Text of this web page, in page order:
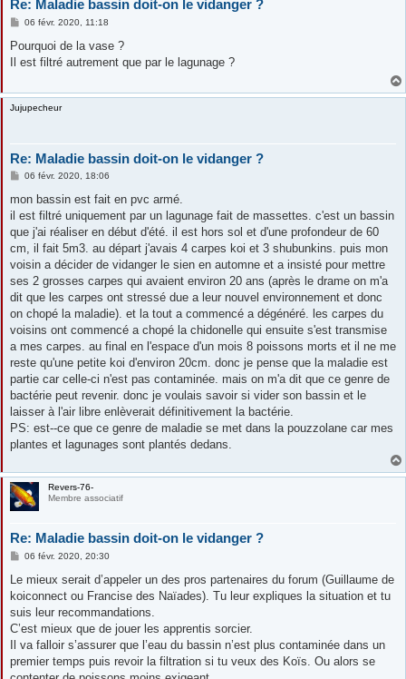
Re: Maladie bassin doit-on le vidanger ?
M
s
a
06 févr. 2020, 11:18
Pourquoi de la vase ?
Il est filtré autrement que par le lagunage ?
Jujupecheur
Re: Maladie bassin doit-on le vidanger ?
M
s
a
g
06 févr. 2020, 18:06
mon bassin est fait en pvc armé.
il est filtré uniquement par un lagunage fait de massettes. c'est un bassin
que j'ai réaliser en début d'été. il est hors sol et d'une profondeur de 60
cm, il fait 5m3. au départ j'avais 4 carpes koi et 3 shubunkins. puis mon
voisin a décider de vidanger le sien en automne et a insisté pour mettre
ses 2 grosses carpes qui avaient environ 20 ans (après le drame on m'a
dit que les carpes ont stressé due a leur nouvel environnement et donc
on chopé la maladie). et la tout a commencé a dégénéré. les carpes du
voisins ont commencé a chopé la chidonelle qui ensuite s'est transmise
a mes carpes. au final en l'espace d'un mois 8 poissons morts et il ne me
reste qu'une petite koi d'environ 20cm. donc je pense que la maladie est
partie car celle-ci n'est pas contaminée. mais on m'a dit que ce genre de
bactérie peut revenir. donc je voulais savoir si vider son bassin et le
laisser à l'air libre enlèverait définitivement la bactérie.
PS: est--ce que ce genre de maladie se met dans la pouzzolane car mes
plantes et lagunages sont plantés dedans.
Revers-76-
Membre associatif
Re: Maladie bassin doit-on le vidanger ?
M
s
a
g
06 févr. 2020, 20:30
Le mieux serait d’appeler un des pros partenaires du forum (Guillaume de
koiconnect ou Francise des Naïades). Tu leur expliques la situation et tu
suis leur recommandations.
C’est mieux que de jouer les apprentis sorcier.
Il va falloir s’assurer que l’eau du bassin n’est plus contaminée dans un
premier temps puis revoir la filtration si tu veux des Koïs. Ou alors se